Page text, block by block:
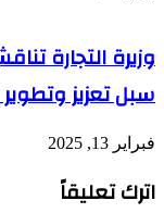
وزيرة التجارة
سبل تعزيز
فبراير 13, 2025
اترك تعليقاً